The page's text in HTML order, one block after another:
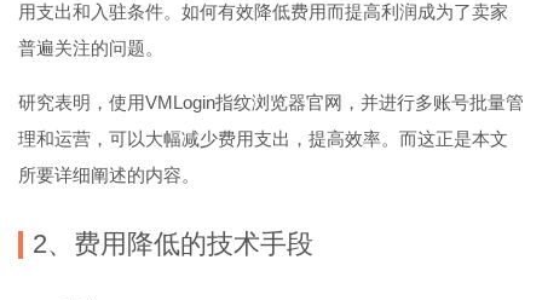
用支出和入驻条件。如何有效降低费用而提高利润成为了卖家
普遍关注的问题。
研究表明，使用VMLogin指纹浏览器官网，并进行多账号批量管
理和运营，可以大幅减少费用支出，提高效率。而这正是本文
所要详细阐述的内容。
2、费用降低的技术手段